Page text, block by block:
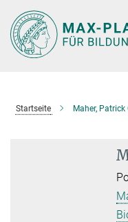
Hauptinhalt
Startseite Maher, Patrick